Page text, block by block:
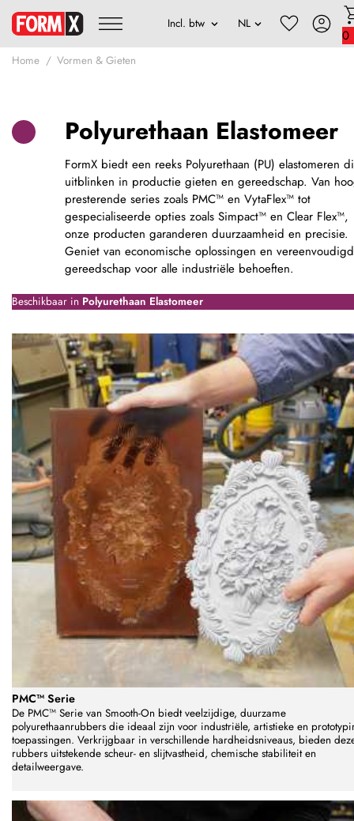
0
Home Vormen & Gieten
Polyurethaan Elastomeer
FormX biedt een reeks Polyurethaan (PU) elastomeren
uitblinken in productie gieten en gereedschap. Van
presterende series zoals PMC™ en VytaFlex™ tot
gespecialiseerde opties zoals Simpact™ en Clear Flex™,
onze producten garanderen duurzaamheid en precisie.
Geniet van economische oplossingen en vereenvoudigd
gereedschap voor alle industriële behoeften.
Beschikbaar in Polyurethaan Elastomeer
PMC™ Serie
De PMC™ Serie van Smooth-On biedt veelzijdige, duurzame
polyurethaanrubbers die ideaal zijn voor industriële, artistieke en
toepassingen. Verkrijgbaar in verschillende hardheidsniveaus, bieden
rubbers uitstekende scheur- en slijtvastheid, chemische stabiliteit en
detailweergave.